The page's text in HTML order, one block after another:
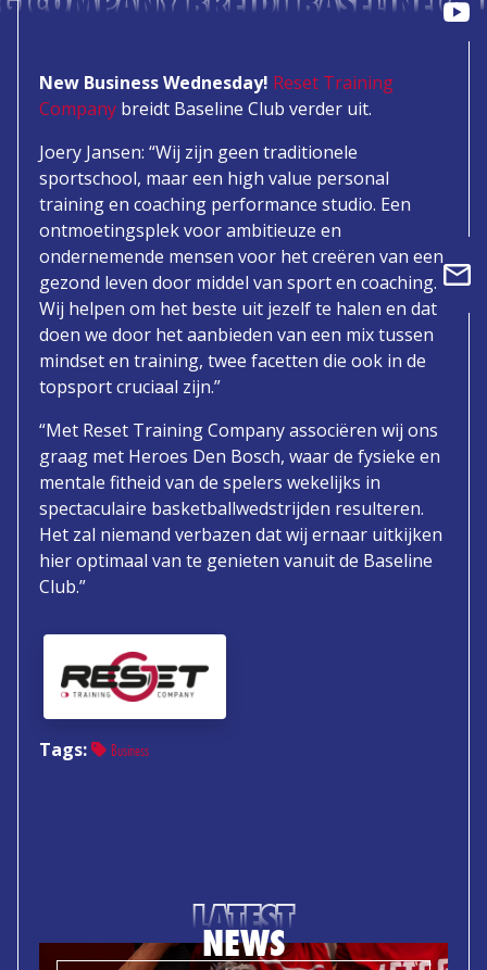
New Business Wednesday! Reset Training
Company breidt Baseline Club verder uit.
Joery Jansen: “Wij zijn geen traditionele
sportschool, maar een high value personal
training en coaching performance studio. Een
ontmoetingsplek voor ambitieuze en
ondernemende mensen voor het creëren van een
gezond leven door middel van sport en coaching.
Wij helpen om het beste uit jezelf te halen en dat
doen we door het aanbieden van een mix tussen
mindset en training, twee facetten die ook in de
topsport cruciaal zijn.”
“Met Reset Training Company associëren wij ons
graag met Heroes Den Bosch, waar de fysieke en
mentale fitheid van de spelers wekelijks in
spectaculaire basketballwedstrijden resulteren.
Het zal niemand verbazen dat wij ernaar uitkijken
hier optimaal van te genieten vanuit de Baseline
Club.”
Tags: Business
LATEST
NEWS